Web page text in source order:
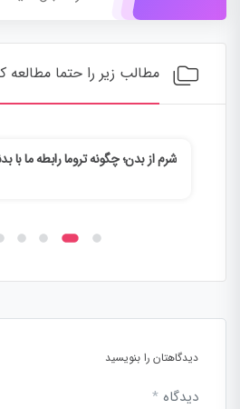
مطالب زیر را حتما مطالعه
شرم از بدن؛ چگونه تروما رابطه ما با
دیدگاهتان را بنویسید
دیدگاه *